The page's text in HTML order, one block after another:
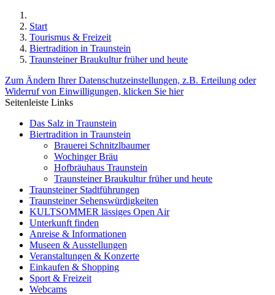
Start
Tourismus & Freizeit
Biertradition in Traunstein
Traunsteiner Braukultur früher und heute
Zum Ändern Ihrer Datenschutzeinstellungen, z.B. Erteilung oder
Widerruf von Einwilligungen, klicken Sie hier
Seitenleiste Links
Das Salz in Traunstein
Biertradition in Traunstein
Brauerei Schnitzlbaumer
Wochinger Bräu
Hofbräuhaus Traunstein
Traunsteiner Braukultur früher und heute
Traunsteiner Stadtführungen
Traunsteiner Sehenswürdigkeiten
KULTSOMMER lässiges Open Air
Unterkunft finden
Anreise & Informationen
Museen & Ausstellungen
Veranstaltungen & Konzerte
Einkaufen & Shopping
Sport & Freizeit
Webcams